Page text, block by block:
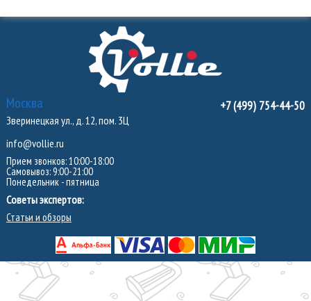
Москва
Зверинецкая ул., д. 12, пом. 3Ц
info@vollie.ru
Прием звонков: 10:00-18:00
Самовывоз: 9:00-21:00
Понедельник - пятница
Советы экспертов:
Статьи и обзоры
+7 (499) 754-44-50